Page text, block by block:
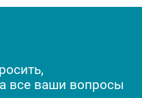
все ваши вопросы